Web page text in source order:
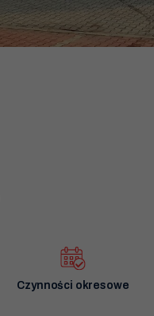
Czynności okresowe